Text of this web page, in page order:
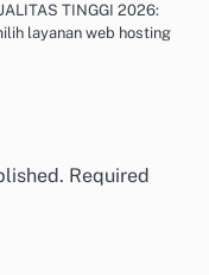
TINGGI 2026:
layanan web hosting
Required